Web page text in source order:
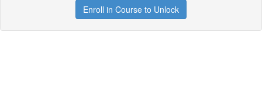
Enroll in Course to Unlock